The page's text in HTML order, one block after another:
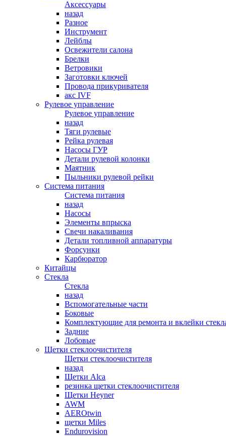
Аксессуары
назад
Разное
Инструмент
Лейблы
Освежители салона
Брелки
Ветровики
Заготовки ключей
Провода прикуривателя
акс IVF
Рулевое управление
Рулевое управление
назад
Тяги рулевые
Рейка рулевая
Насосы ГУР
Детали рулевой колонки
Маятник
Пыльники рулевой рейки
Система питания
Система питания
назад
Насосы
Элементы впрыска
Свечи накаливания
Детали топливной аппаратуры
Форсунки
Карбюратор
Китайцы
Стекла
Стекла
назад
Вспомогательные части
Боковые
Комплектующие для ремонта и вклейки
Задние
Лобовые
Щетки стеклоочистителя
Щетки стеклоочистителя
назад
Щетки Alca
резинка щетки стеклоочистителя
Щетки Heyner
AWM
AEROtwin
щетки Miles
Endurovision